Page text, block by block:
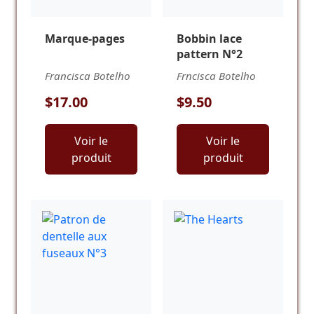
Marque-pages
Francisca Botelho
$17.00
Voir le
produit
Bobbin lace
pattern N°2
Frncisca Botelho
$9.50
Voir le
produit